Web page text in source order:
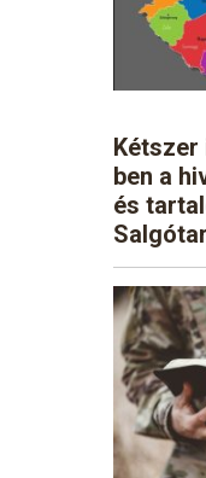
Kétszer
ben a
és